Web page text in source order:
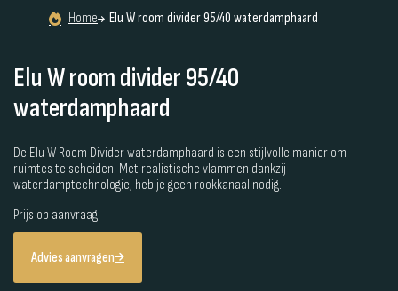
Home Elu W room divider 95/40 waterdamphaard
Elu W room divider 95/40
waterdamphaard
De Elu W Room Divider waterdamphaard is een stijlvolle manier om
ruimtes te scheiden. Met realistische vlammen dankzij
waterdamptechnologie, heb je geen rookkanaal nodig.
Prijs op aanvraag
Advies aanvragen